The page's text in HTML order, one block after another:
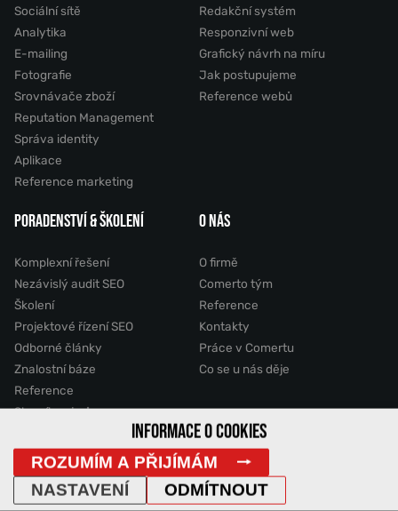
Sociální sítě
Analytika
E-mailing
Fotografie
Srovnávače zboží
Reputation Management
Správa identity
Aplikace
Reference marketing
Redakční systém
Responzivní web
Grafický návrh na míru
Jak postupujeme
Reference webů
PORADENSTVÍ & ŠKOLENÍ
Komplexní řešení
Nezávislý audit SEO
Školení
Projektové řízení SEO
Odborné články
Znalostní báze
Reference
Slovník pojmů
O NÁS
O firmě
Comerto tým
Reference
Kontakty
Práce v Comertu
Co se u nás děje
2011 - 2026 © Comerto, s.r.o.
INFORMACE O COOKIES
ROZUMÍM A PŘIJÍMÁM
ODMÍTNOUT
NASTAVENÍ